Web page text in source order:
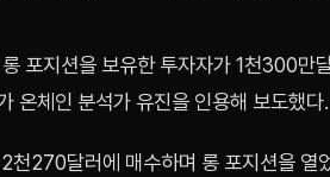
포지션을 보유한 투자자가 1천300만
온체인 분석가 유진을 인용해 보도했다.
270달러에 매수하며 롱 포지션을 열